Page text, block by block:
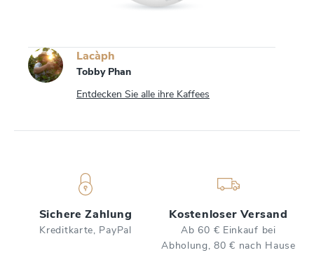
Lacàph
Tobby Phan
Entdecken Sie alle ihre Kaffees
Sichere Zahlung
Kreditkarte, PayPal
Kostenloser Versand
Ab 60 € Einkauf bei
Abholung, 80 € nach Hause